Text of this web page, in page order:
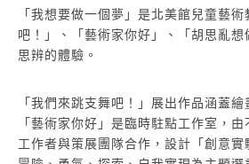
綜合媒材：壓克力顏料、噴漆、木材、塑
(此作品每逢整點運轉15分鐘)
「我想要做一個夢」是北美館兒童藝
吧！」、「藝術家你好」、「胡思亂
思辨的體驗。
「我們來跳支舞吧！」展出作品涵蓋
「藝術家你好」是臨時駐點工作室，
工作者與策展團隊合作，設計「創意